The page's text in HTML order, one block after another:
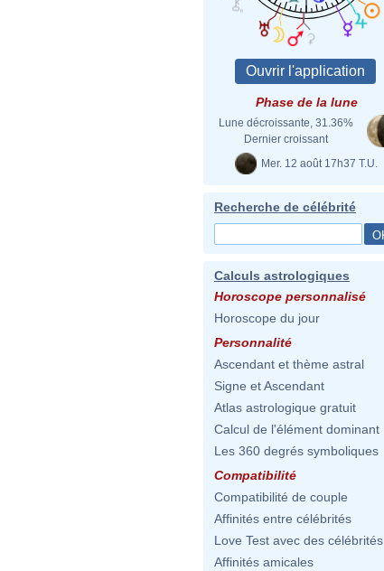
Phase de la lune
Lune décroissante, 31.36%
Dernier croissant
Mer. 12 août 17h37 T.U.
Recherche de célébrité
Calculs astrologiques
Horoscope personnalisé
Horoscope du jour
Personnalité
Ascendant et thème astral
Signe et Ascendant
Atlas astrologique gratuit
Calcul de l'élément dominant
Les 360 degrés symboliques
Compatibilité
Compatibilité de couple
Affinités entre célébrités
Love Test avec des célébrités
Affinités amicales